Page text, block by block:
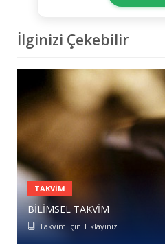
İlginizi Çekebilir
TAKVIM
BILIMSEL TAKVIM
Takvim için Tıklayınız
ÜYELIK BAŞVURUSU
Form için Tıklayınız